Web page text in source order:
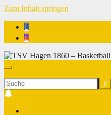
Zum Inhalt springen